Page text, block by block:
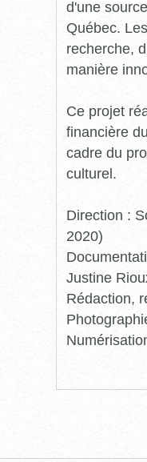
d'une
Québec.
recherche,
manière
Ce projet
financière
cadre du
culturel.
Direction :
2020)
Justine
Rédaction,